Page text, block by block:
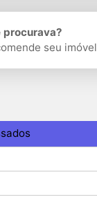
procurava?
seu imóvel